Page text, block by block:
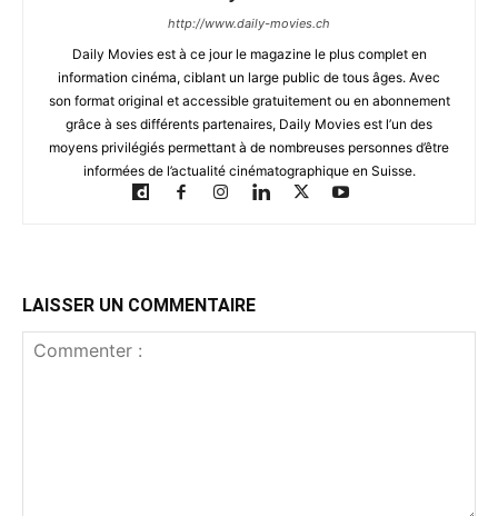
http://www.daily-movies.ch
Daily Movies est à ce jour le magazine le plus complet en
information cinéma, ciblant un large public de tous âges. Avec
son format original et accessible gratuitement ou en abonnement
grâce à ses différents partenaires, Daily Movies est l’un des
moyens privilégiés permettant à de nombreuses personnes d’être
informées de l’actualité cinématographique en Suisse.
LAISSER UN COMMENTAIRE